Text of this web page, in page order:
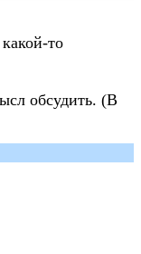
то
обсудить. (В